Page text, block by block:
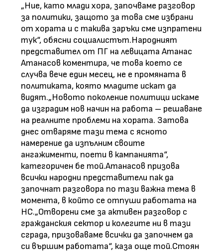
„Ние, като млади хора, започваме разговор
за политики, защото за това сме избрани
от хората и с такива заръки сме изпратени
тук“, обясни социалистът.Народният
представител от ПГ на левицата Атанас
Атанасов коментира, че това което се
случва вече един месец, не е промяната в
политиката, която младите искат да
видят.„Новото поколение политици искаме
да изградим нов начин на работа – решаване
на реалните проблеми на хората. Затова
днес отваряме тази тема с ясното
намерение да изпълним своите
ангажименти, поети в кампанията“,
категоричен бе той.Атанасов призова
всички народни представители пак да
започнат разговора по тази важна тема в
момента, в който се отпуши работата на
НС.„Отворени сме за активен разговор с
гражданския сектор и колегите ни в тази
сграда, призоваваме всички да започнем да
си вършим работата“, каза още той.Стоян